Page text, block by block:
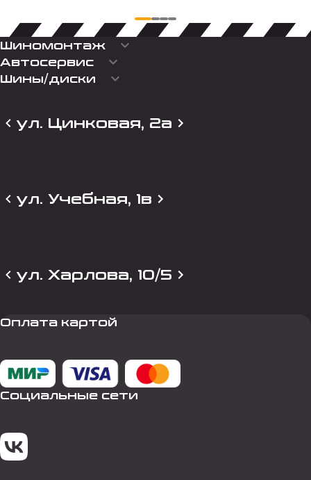
Шиномонтаж keyboard_arrow_down
Автосервис keyboard_arrow_down
Шины/диски keyboard_arrow_down
ул. Цинковая, 2а
ул. Учебная, 1в
ул. Харлова, 10/5
Оплата картой
Социальные сети